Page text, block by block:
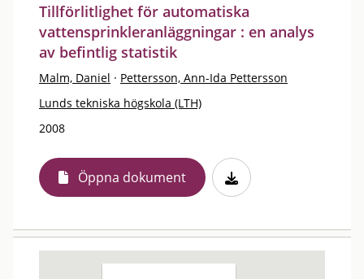
Tillförlitlighet för automatiska
vattensprinkleranläggningar : en analys
av befintlig statistik
Malm, Daniel · Pettersson, Ann-Ida Pettersson
Lunds tekniska högskola (LTH)
2008
Öppna dokument